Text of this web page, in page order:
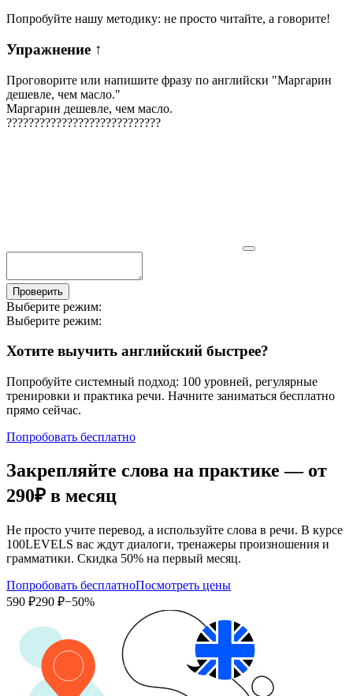
Попробуйте нашу методику: не просто читайте, а говорите!
Упражнение ↑
Проговорите или напишите фразу по английски "Маргарин
дешевле, чем масло."
Маргарин дешевле, чем масло.
????????????????????????????
Проверить
Выберите режим:
Выберите режим:
Хотите выучить английский быстрее?
Попробуйте системный подход: 100 уровней, регулярные
тренировки и практика речи. Начните заниматься бесплатно
прямо сейчас.
Попробовать бесплатно
Закрепляйте слова на практике — от
290₽ в месяц
Не просто учите перевод, а используйте слова в речи. В курсе
100LEVELS вас ждут диалоги, тренажеры произношения и
грамматики. Скидка 50% на первый месяц.
Попробовать бесплатноПосмотреть цены
590 ₽290 ₽−50%